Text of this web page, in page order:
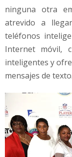
ninguna otra
atrevido a
teléfonos
Internet móvil,
inteligentes y
mensajes de texto.